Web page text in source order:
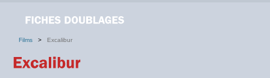
Films > Excalibur